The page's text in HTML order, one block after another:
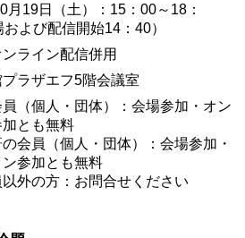
月19日（土）：15：00～18：
よび配信開始14：40）
ライン配信併用
ラザエフ5階会議室
（個人・団体）：会場参加・オン
とも無料
会員（個人・団体）：会場参加・
参加とも無料
以外の方：お問合せください